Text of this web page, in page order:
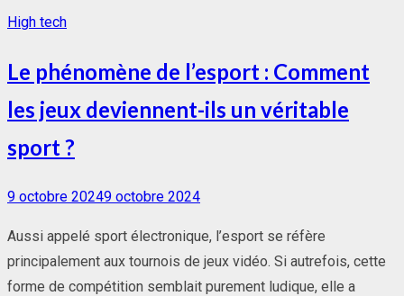
High tech
Le phénomène de l’esport : Comment
les jeux deviennent-ils un véritable
sport ?
Posted
9 octobre 20249 octobre 2024
Aussi appelé sport électronique, l’esport se réfère
principalement aux tournois de jeux vidéo. Si autrefois, cette
forme de compétition semblait purement ludique, elle a